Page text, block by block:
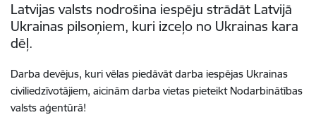
Latvijas valsts nodrošina iespēju strādāt Latvijā
Ukrainas pilsoņiem, kuri izceļo no Ukrainas kara
dēļ.
Darba devējus, kuri vēlas piedāvāt darba iespējas Ukrainas
civiliedzīvotājiem, aicinām darba vietas pieteikt Nodarbinātības
valsts aģentūrā!